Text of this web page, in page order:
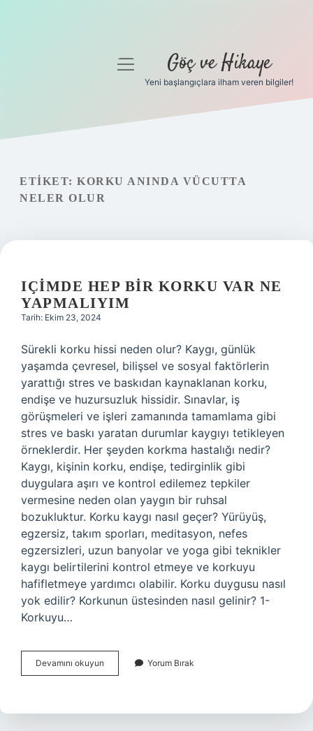
Gizlilik Politikası
Hakkımızda
menüyü
Göç ve Hikaye
Yeni başlangıçlara ilham veren bilgiler!
ETIKET: KORKU ANINDA VÜCUTTA
NELER OLUR
IÇIMDE HEP BIR KORKU VAR NE
YAPMALIYIM
Tarih: Ekim 23, 2024
Sürekli korku hissi neden olur? Kaygı, günlük
yaşamda çevresel, bilişsel ve sosyal faktörlerin
yarattığı stres ve baskıdan kaynaklanan korku,
endişe ve huzursuzluk hissidir. Sınavlar, iş
görüşmeleri ve işleri zamanında tamamlama gibi
stres ve baskı yaratan durumlar kaygıyı tetikleyen
örneklerdir. Her şeyden korkma hastalığı nedir?
Kaygı, kişinin korku, endişe, tedirginlik gibi
duygulara aşırı ve kontrol edilemez tepkiler
vermesine neden olan yaygın bir ruhsal
bozukluktur. Korku kaygı nasıl geçer? Yürüyüş,
egzersiz, takım sporları, meditasyon, nefes
egzersizleri, uzun banyolar ve yoga gibi teknikler
kaygı belirtilerini kontrol etmeye ve korkuyu
hafifletmeye yardımcı olabilir. Korku duygusu nasıl
yok edilir? Korkunun üstesinden nasıl gelinir? 1-
Korkuyu…
Devamını okuyun
Hep
Var
Yorum Bırak